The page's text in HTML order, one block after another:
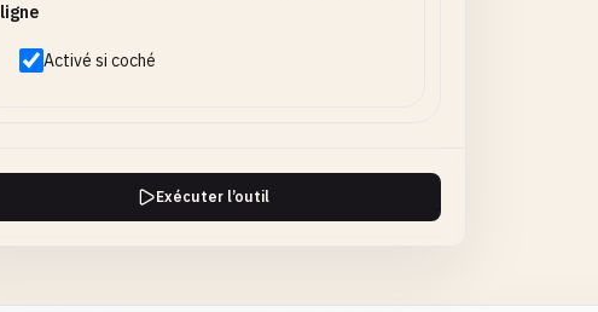
ligne
Activé si coché
Exécuter l’outil